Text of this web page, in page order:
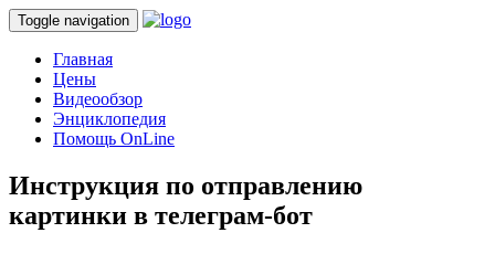
Toggle navigation
Главная
Цены
Видеообзор
Энциклопедия
Помощь OnLine
Инструкция по отправлению
картинки в телеграм-бот